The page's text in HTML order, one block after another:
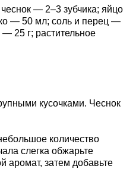
— 2–3 зубчика; яйцо
— 50 мл; соль и перец —
25 г; растительное
кусочками. Чеснок
количество
слегка обжарьте
аромат, затем добавьте